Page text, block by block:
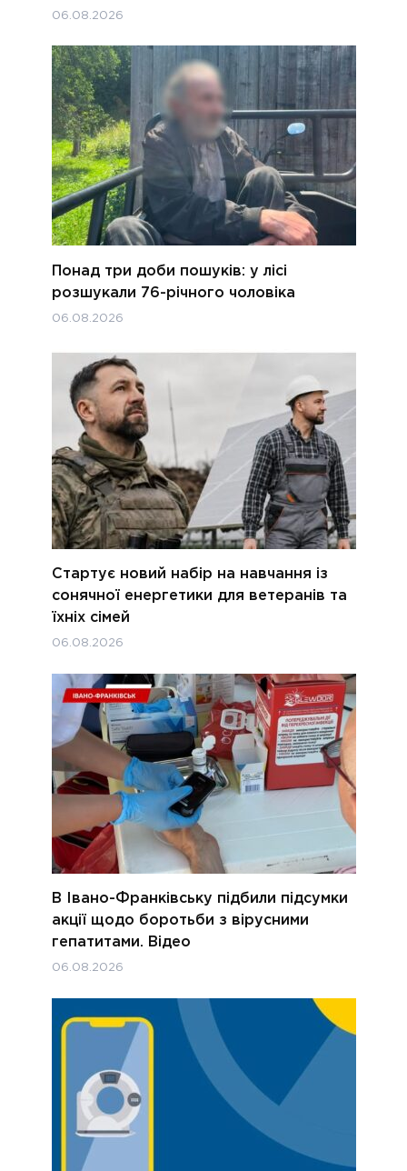
06.08.2026
Понад три доби пошуків: у лісі
розшукали 76-річного чоловіка
06.08.2026
Стартує новий набір на навчання із
сонячної енергетики для ветеранів та
їхніх сімей
06.08.2026
В Івано-Франківську підбили підсумки
акції щодо боротьби з вірусними
гепатитами. Відео
06.08.2026